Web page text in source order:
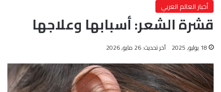
أخبار العالم العربي
قشرة الشعر: أسبابها وعلاجها
18 يوليو, 2025 آخر تحديث: 26 مايو, 2026